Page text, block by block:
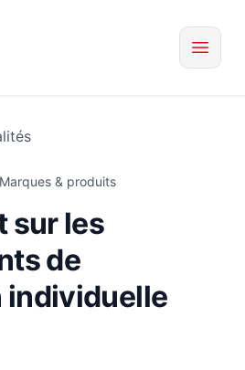
Marques & produits
sur les
de